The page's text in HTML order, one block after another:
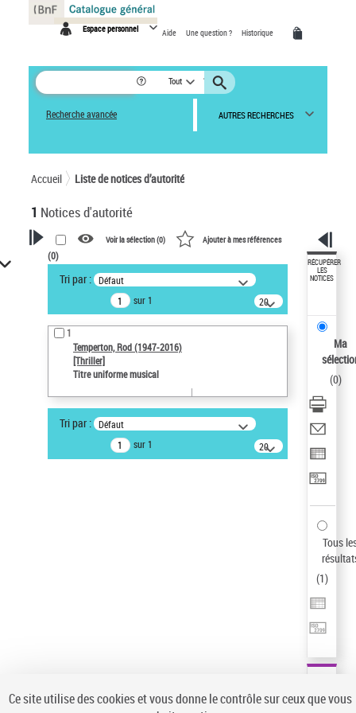
Espace personnel Aide Une question ? Historique
Tout
Recherche avancée AUTRES RECHERCHES
Accueil Liste de notices d’autorité
1 Notices d'autorité
VOTRE RECHERCHE
Recherche avancée dans les
notices d’autorité
Œuvres liées à l'auteur :
Temperton, Rod (1947-2016)
Type de notice d'autorité
Voir la sélection (0) Ajouter à mes références
(0)
Tri par : Défaut
sur 1
20
résultats/page
1
Temperton, Rod (1947-2016)
[Thriller]
Titre uniforme musical
Tri par : Défaut
sur 1
20
résultats/page
RÉCUPÉRER
LES
NOTICES
Ma
(0)
Tous
(1)
Panneau de gestion des cookies
Ce site utilise des cookies et vous donne le contrôle sur ceux que vous